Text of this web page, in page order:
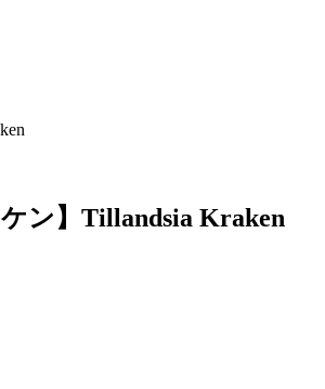
ン】Tillandsia Kraken